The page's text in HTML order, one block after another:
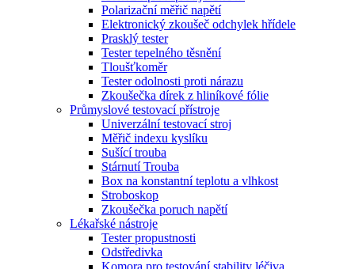
Polarizační měřič napětí
Elektronický zkoušeč odchylek hřídele
Prasklý tester
Tester tepelného těsnění
Tloušťkoměr
Tester odolnosti proti nárazu
Zkoušečka dírek z hliníkové fólie
Průmyslové testovací přístroje
Univerzální testovací stroj
Měřič indexu kyslíku
Sušící trouba
Stárnutí Trouba
Box na konstantní teplotu a vlhkost
Stroboskop
Zkoušečka poruch napětí
Lékařské nástroje
Tester propustnosti
Odstředivka
Komora pro testování stability léčiva